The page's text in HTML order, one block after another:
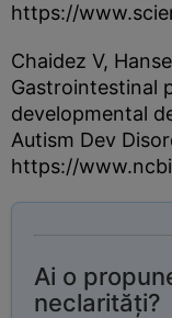
https://
Chaidez V,
Gastrointestinal
developmental
Autism Dev
https://
Ai o
neclarități?